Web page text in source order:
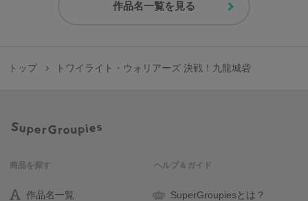
作品名一覧を見る
トップ トワイライト・ウォリアーズ 決戦！九龍城砦
商品を探す
作品名一覧
ヘルプ＆ガイド
SuperGroupiesとは？